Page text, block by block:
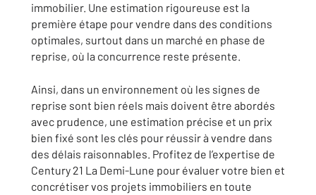
immobilier. Une estimation rigoureuse est la
première étape pour vendre dans des conditions
optimales, surtout dans un marché en phase de
reprise, où la concurrence reste présente.
Ainsi, dans un environnement où les signes de
reprise sont bien réels mais doivent être abordés
avec prudence, une estimation précise et un prix
bien fixé sont les clés pour réussir à vendre dans
des délais raisonnables. Profitez de l’expertise de
Century 21 La Demi-Lune pour évaluer votre bien et
concrétiser vos projets immobiliers en toute